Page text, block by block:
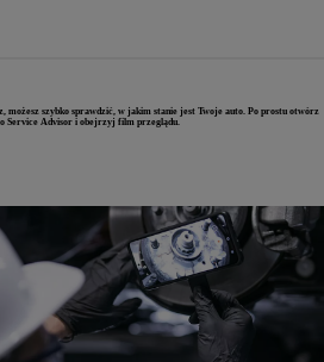
możesz szybko sprawdzić, w jakim stanie jest Twoje auto. Po prostu otwórz
Service Advisor i obejrzyj film przeglądu.